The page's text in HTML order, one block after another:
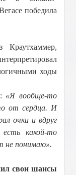
победила
Краутхаммер,
ходы
«Я вообще-то
от сердца. И
очки и вдруг
какой-то
не понимаю».
свои шансы